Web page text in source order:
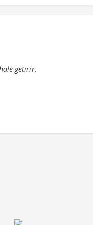
getirir.